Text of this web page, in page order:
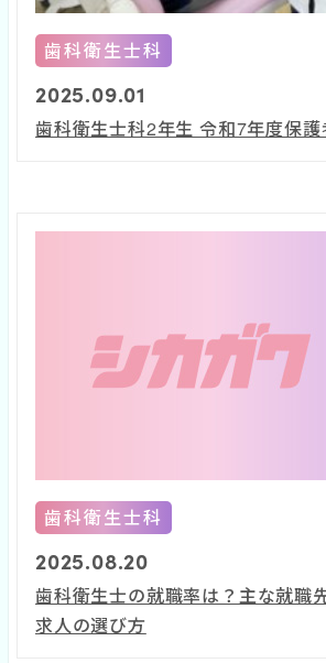
歯科衛生士科
2025.09.01
歯科衛生士科2年生 令和7年度保護
歯科衛生士科
2025.08.20
歯科衛生士の就職率は？主な就職
求人の選び方